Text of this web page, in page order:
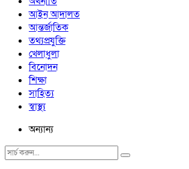
আইন আদালত
আন্তর্জাতিক
তথ্যপ্রযুক্তি
খেলাধুলা
বিনোদন
শিক্ষা
সাহিত্য
স্বাস্থ্য
অন্যান্য